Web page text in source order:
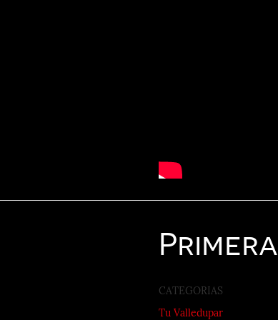
Primera
CATEGORIAS
Tu Valledupar